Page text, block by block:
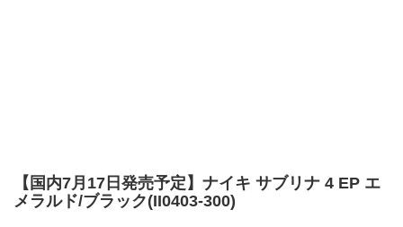
【国内7月17日発売予定】ナイキ サブリナ 4 EP エ
メラルド/ブラック(II0403-300)